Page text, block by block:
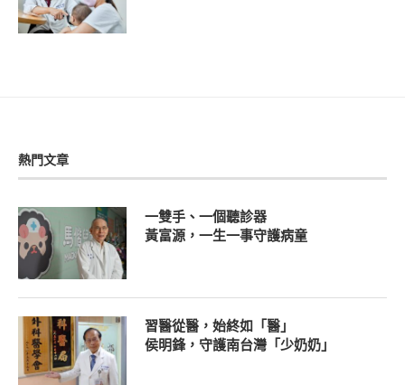
熱門文章
一雙手、一個聽診器
黃富源，一生一事守護病童
習醫從醫，始終如「醫」
侯明鋒，守護南台灣「少奶奶」